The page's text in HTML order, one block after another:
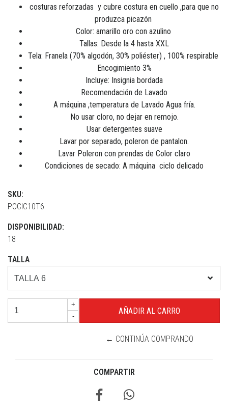
costuras reforzadas y cubre costura en cuello ,para que no
produzca picazón
Color: amarillo oro con azulino
Tallas: Desde la 4 hasta XXL
Tela: Franela (70% algodón, 30% poliéster) , 100% respirable
Encogimiento 3%
Incluye: Insignia bordada
Recomendación de Lavado
A máquina ,temperatura de Lavado Agua fría.
No usar cloro, no dejar en remojo.
Usar detergentes suave
Lavar por separado, poleron de pantalon.
Lavar Poleron con prendas de Color claro
Condiciones de secado: A máquina ciclo delicado
SKU:
POCIC10T6
DISPONIBILIDAD:
18
TALLA
+
-
← CONTINÚA COMPRANDO
COMPARTIR